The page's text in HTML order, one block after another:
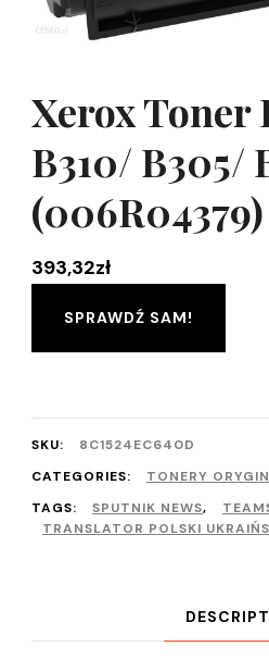
Xerox Toner
B310/ B305/
(006R04379)
393,32zł
SPRAWDŹ SAM!
SKU:
8C1524EC640D
CATEGORIES:
TONERY
TAGS:
SPUTNIK NEWS,
TRANSLATOR POLSKI